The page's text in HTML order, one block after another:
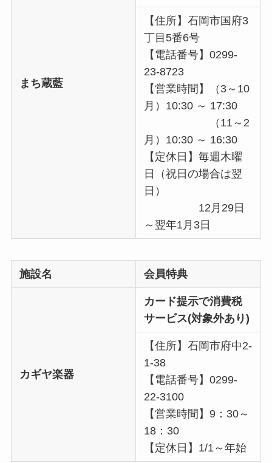
まち蔵藍
【住所】石岡市国府3
丁目5番6号
【電話番号】0299-
23-8723
【営業時間】（3～10
月）10:30 ～ 17:30
（11～2
月）10:30 ～ 16:30
【定休日】毎週木曜
日（祝日の場合は翌
日）
12月29日
～翌年1月3日
施設名 会員特典
カギヤ楽器
カード提示で消費税
サービス(対象外あり)
【住所】石岡市府中2-
1-38
【電話番号】0299-
22-3100
【営業時間】9：30～
18：30
【定休日】1/1～年始